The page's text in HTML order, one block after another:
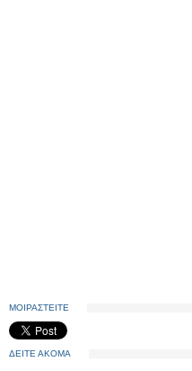
ΜΟΙΡΑΣΤΕΙΤΕ
ΔΕΙΤΕ ΑΚΟΜΑ